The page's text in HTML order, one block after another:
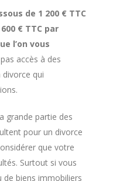
de 1 200 € TTC
€ TTC par
l’on vous
accès à des
qui
grande partie des
pour un divorce
que votre
Surtout si vous
de biens immobiliers